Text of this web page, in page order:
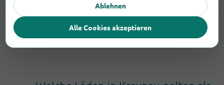
Ablehnen
Alle Cookies akzeptieren